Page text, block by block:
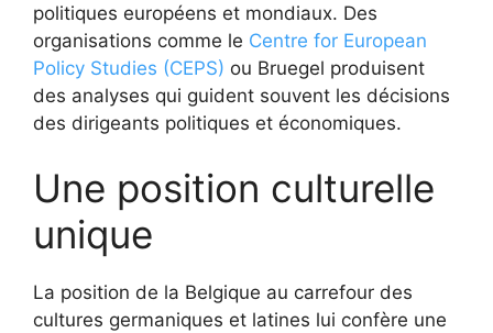
politiques européens et mondiaux. Des
organisations comme le Centre for European
Policy Studies (CEPS) ou Bruegel produisent
des analyses qui guident souvent les décisions
des dirigeants politiques et économiques.
Une position culturelle
unique
La position de la Belgique au carrefour des
cultures germaniques et latines lui confère une